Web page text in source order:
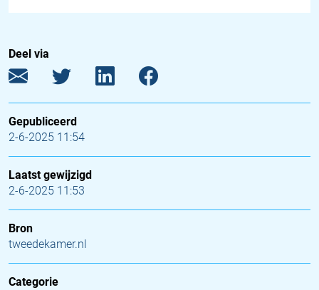
Deel via
Gepubliceerd
2-6-2025 11:54
Laatst gewijzigd
2-6-2025 11:53
Bron
tweedekamer.nl
Categorie